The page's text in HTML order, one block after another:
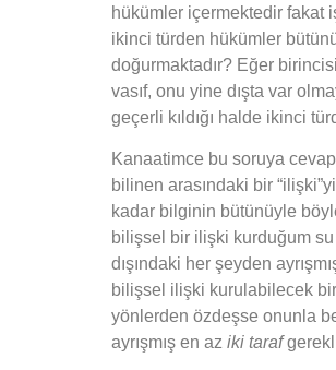
hükümler içermektedir fakat
ikinci türden hükümler
doğurmaktadır? Eğer
vasıf, onu yine dışta var
geçerli kıldığı halde ikinci
Kanaatimce bu soruya
bilinen arasındaki bir
kadar bilginin bütünüyle
bilişsel bir ilişki kurduğum
dışındaki her şeyden
bilişsel ilişki kurulabilecek bir
yönlerden özdeşse onunla
ayrışmış en az iki taraf